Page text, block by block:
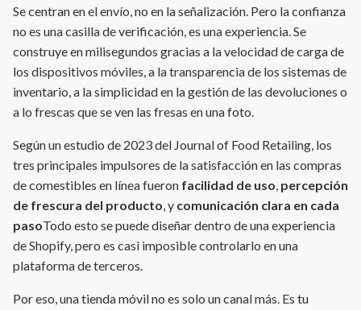
Se centran en el envío, no en la señalización. Pero la confianza
no es una casilla de verificación, es una experiencia. Se
construye en milisegundos gracias a la velocidad de carga de
los dispositivos móviles, a la transparencia de los sistemas de
inventario, a la simplicidad en la gestión de las devoluciones o
a lo frescas que se ven las fresas en una foto.
Según un estudio de 2023 del Journal of Food Retailing, los
tres principales impulsores de la satisfacción en las compras
de comestibles en línea fueron facilidad de uso, percepción
de frescura del producto, y comunicación clara en cada
pasoTodo esto se puede diseñar dentro de una experiencia
de Shopify, pero es casi imposible controlarlo en una
plataforma de terceros.
Por eso, una tienda móvil no es solo un canal más. Es tu